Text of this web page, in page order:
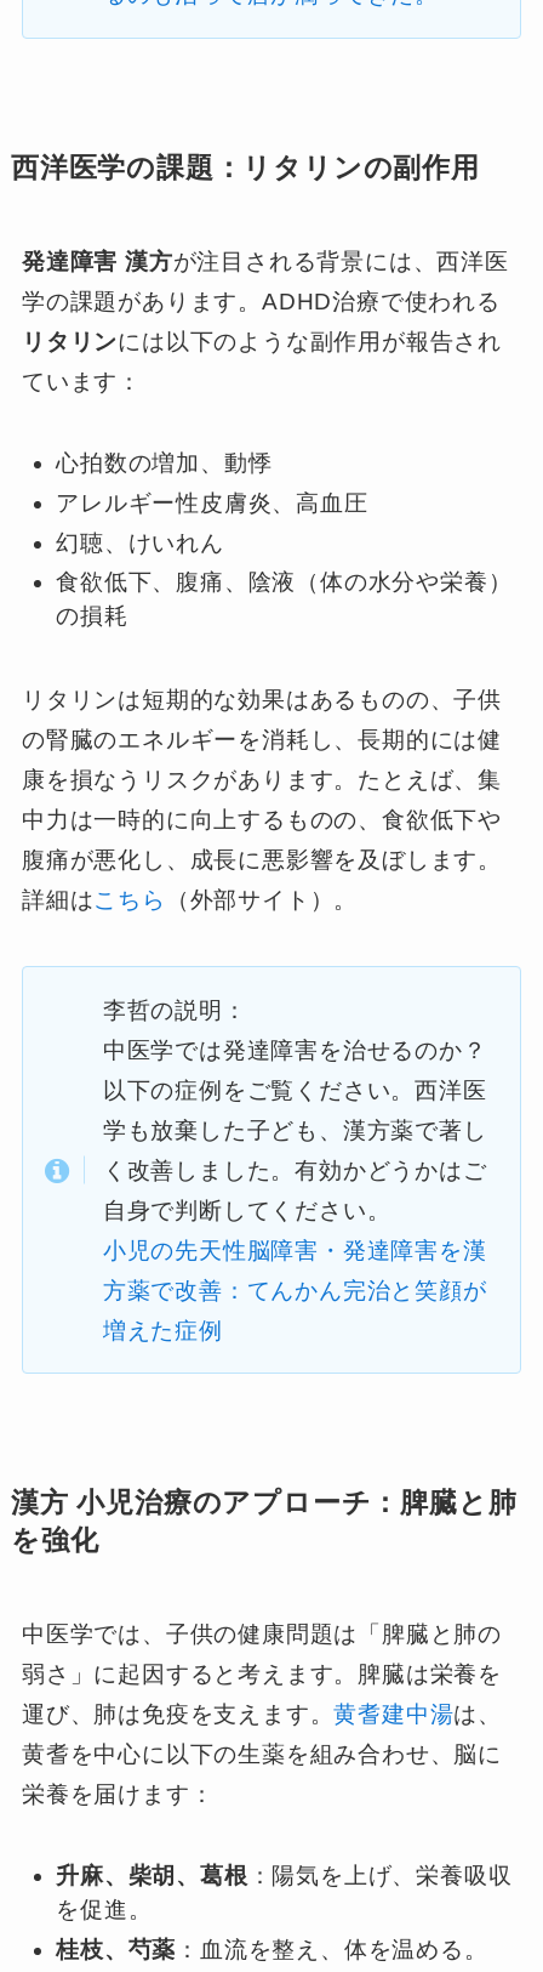
西洋医学の課題：リタリンの副作用
発達障害 漢方が注目される背景には、西洋医
学の課題があります。ADHD治療で使われる
リタリンには以下のような副作用が報告され
ています：
心拍数の増加、動悸
アレルギー性皮膚炎、高血圧
幻聴、けいれん
食欲低下、腹痛、陰液（体の水分や栄養）
の損耗
リタリンは短期的な効果はあるものの、子供
の腎臓のエネルギーを消耗し、長期的には健
康を損なうリスクがあります。たとえば、集
中力は一時的に向上するものの、食欲低下や
腹痛が悪化し、成長に悪影響を及ぼします。
詳細はこちら （外部サイト）。
李哲の説明：
中医学では発達障害を治せるのか？
以下の症例をご覧ください。西洋医
学も放棄した子ども、漢方薬で著し
く改善しました。有効かどうかはご
自身で判断してください。
小児の先天性脳障害・発達障害を漢
方薬で改善：てんかん完治と笑顔が
増えた症例
漢方 小児治療のアプローチ：脾臓と肺
を強化
中医学では、子供の健康問題は「脾臓と肺の
弱さ」に起因すると考えます。脾臓は栄養を
運び、肺は免疫を支えます。黄耆建中湯は、
黄耆を中心に以下の生薬を組み合わせ、脳に
栄養を届けます：
升麻、柴胡、葛根 ：陽気を上げ、栄養吸収
を促進。
桂枝、芍薬 ：血流を整え、体を温める。